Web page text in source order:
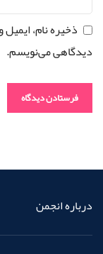
ذخیره نام،
دیدگاهی می‌نویسم.
درباره انجمن